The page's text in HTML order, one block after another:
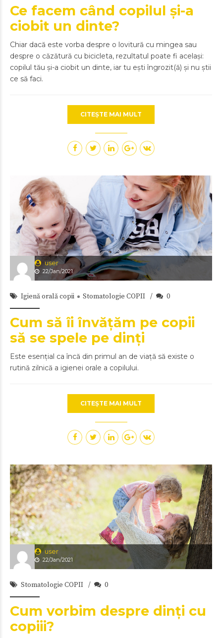
Ce facem când copilul și-a
ciobit un dinte?
Chiar dacă este vorba despre o lovitură cu mingea sau
despre o căzătură cu bicicleta, rezultatul poate fi același:
copilul tău și-a ciobit un dinte, iar tu ești îngrozit(ă) și nu știi
ce să faci.
CITEȘTE MAI MULT
user
22/Jan/2021
Igienă orală copii Stomatologie COPII 0
Cum să îi învățăm pe copii
să se spele pe dinți
Este esențial ca încă din primul an de viață să existe o
rutină zilnică a igienei orale a copilului.
CITEȘTE MAI MULT
user
22/Jan/2021
Stomatologie COPII 0
Cum vorbim despre dinți cu
copiii?